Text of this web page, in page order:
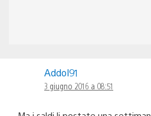
Addol91
3 giugno 2016 a 08:51